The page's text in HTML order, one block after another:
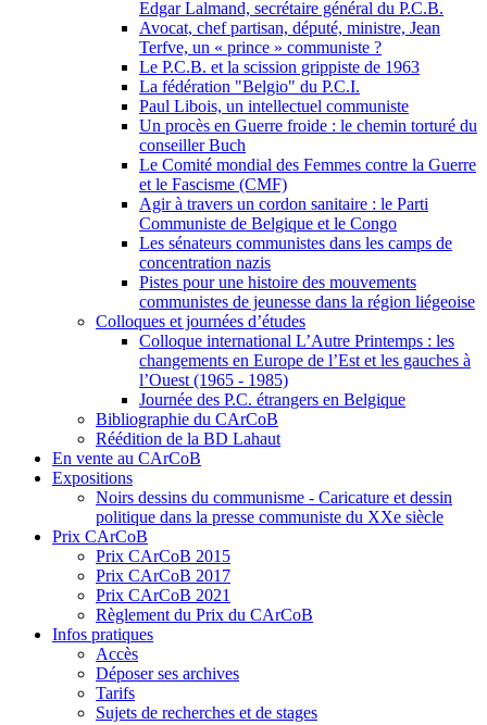
Edgar Lalmand, secrétaire général du P.C.B.
Avocat, chef partisan, député, ministre, Jean
Terfve, un « prince » communiste ?
Le P.C.B. et la scission grippiste de 1963
La fédération "Belgio" du P.C.I.
Paul Libois, un intellectuel communiste
Un procès en Guerre froide : le chemin torturé du
conseiller Buch
Le Comité mondial des Femmes contre la Guerre
et le Fascisme (CMF)
Agir à travers un cordon sanitaire : le Parti
Communiste de Belgique et le Congo
Les sénateurs communistes dans les camps de
concentration nazis
Pistes pour une histoire des mouvements
communistes de jeunesse dans la région liégeoise
Colloques et journées d’études
Colloque international L’Autre Printemps : les
changements en Europe de l’Est et les gauches à
l’Ouest (1965 - 1985)
Journée des P.C. étrangers en Belgique
Bibliographie du CArCoB
Réédition de la BD Lahaut
En vente au CArCoB
Expositions
Noirs dessins du communisme - Caricature et dessin
politique dans la presse communiste du XXe siècle
Prix CArCoB
Prix CArCoB 2015
Prix CArCoB 2017
Prix CArCoB 2021
Règlement du Prix du CArCoB
Infos pratiques
Accès
Déposer ses archives
Tarifs
Sujets de recherches et de stages